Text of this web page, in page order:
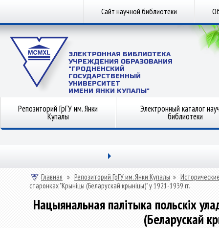
Сайт научной библиотеки
ЭЛЕКТРОННАЯ БИБЛИОТЕКА
УЧРЕЖДЕНИЯ ОБРАЗОВАНИЯ
"ГРОДНЕНСКИЙ
ГОСУДАРСТВЕННЫЙ
УНИВЕРСИТЕТ
ИМЕНИ ЯНКИ КУПАЛЫ"
Репозиторий ГрГУ им. Янки
Купалы
Электронный каталог
библиотеки
Главная » Репозиторий ГрГУ им. Янки Купалы »
старонках "Крыніцы (Беларускай крыніцы)" у 1921-1939 гг.
Нацыянальная палітыка польскіх
(Беларускай